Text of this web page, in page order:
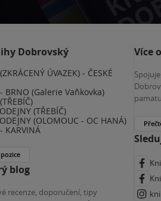
Dobrovský
ÚVAZEK) - ČESKÉ
BRNO (Galerie Vaňkovka)
(TŘEBÍČ)
(OLOMOUC - OC HANÁ)
KARVINÁ
blog
recenze, doporučení, tipy
Více